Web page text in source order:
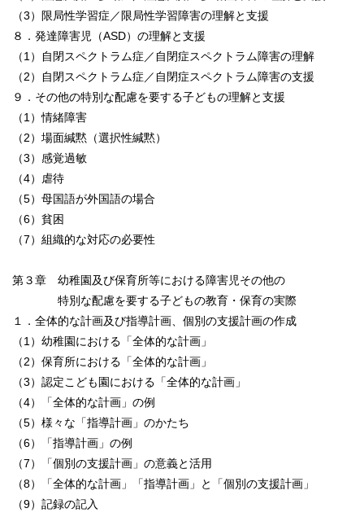
（3）限局性学習症／限局性学習障害の理解と支援
８．発達障害児（ASD）の理解と支援
（1）自閉スペクトラム症／自閉症スペクトラム障害の理解
（2）自閉スペクトラム症／自閉症スペクトラム障害の支援
９．その他の特別な配慮を要する子どもの理解と支援
（1）情緒障害
（2）場面緘黙（選択性緘黙）
（3）感覚過敏
（4）虐待
（5）母国語が外国語の場合
（6）貧困
（7）組織的な対応の必要性
第３章 幼稚園及び保育所等における障害児その他の
特別な配慮を要する子どもの教育・保育の実際
１．全体的な計画及び指導計画、個別の支援計画の作成
（1）幼稚園における「全体的な計画」
（2）保育所における「全体的な計画」
（3）認定こども園における「全体的な計画」
（4）「全体的な計画」の例
（5）様々な「指導計画」のかたち
（6）「指導計画」の例
（7）「個別の支援計画」の意義と活用
（8）「全体的な計画」「指導計画」と「個別の支援計画」
（9）記録の記入